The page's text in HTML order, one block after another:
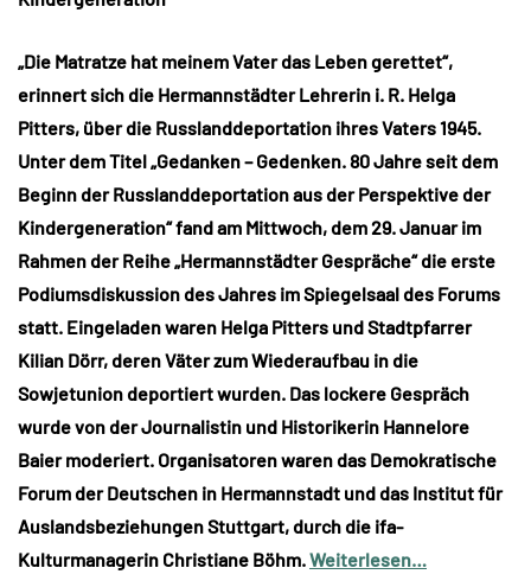
„Die Matratze hat meinem Vater das Leben gerettet“,
erinnert sich die Hermannstädter Lehrerin i. R. Helga
Pitters, über die Russlanddeportation ihres Vaters 1945.
Unter dem Titel „Gedanken – Gedenken. 80 Jahre seit dem
Beginn der Russlanddeportation aus der Perspektive der
Kindergeneration“ fand am Mittwoch, dem 29. Januar im
Rahmen der Reihe „Hermannstädter Gespräche“ die erste
Podiumsdiskussion des Jahres im Spiegelsaal des Forums
statt. Eingeladen waren Helga Pitters und Stadtpfarrer
Kilian Dörr, deren Väter zum Wiederaufbau in die
Sowjetunion deportiert wurden. Das lockere Gespräch
wurde von der Journalistin und Historikerin Hannelore
Baier moderiert. Organisatoren waren das Demokratische
Forum der Deutschen in Hermannstadt und das Institut für
Auslandsbeziehungen Stuttgart, durch die ifa-
Kulturmanagerin Christiane Böhm.Weiterlesen…